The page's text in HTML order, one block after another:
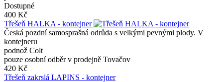
Dostupné
400 Kč
Třešeň HALKA - kontejner
Česká pozdní samosprašná odrůda s velkými pevnými plody. V
kontejneru
podnož Colt
pouze osobní odběr v prodejně Tovačov
420 Kč
Třešeň zakrslá LAPINS - kontejner